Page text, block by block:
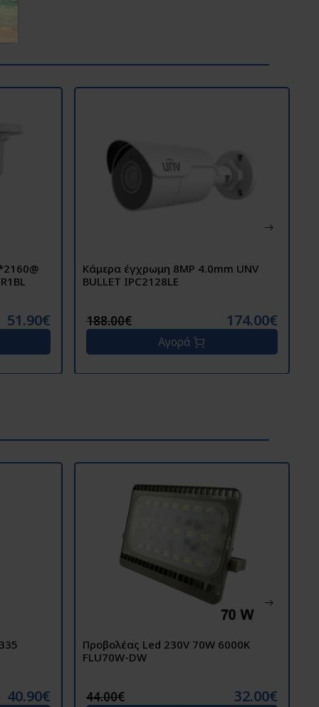
51.90€
Κάμερα έγχρωμη 8MP 4.0mm UNV
BULLET IPC2128LE
188.00€ 174.00€
Αγορά
40.90€
Προβολέας Led 230V 70W 6000K
FLU70W-DW
44.00€ 32.00€